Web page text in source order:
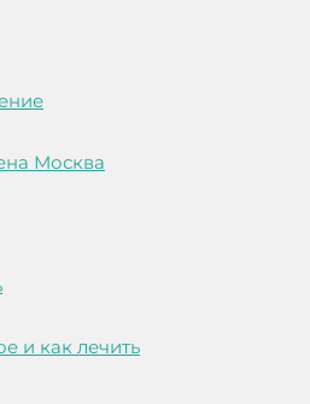
Москва
и как лечить